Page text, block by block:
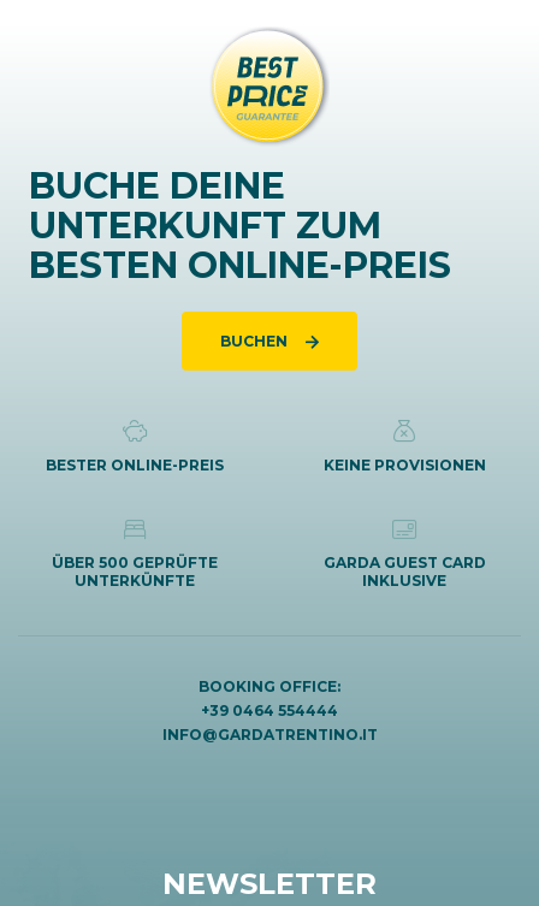
BUCHE DEINE
UNTERKUNFT ZUM
BESTEN ONLINE-PREIS
BUCHEN
BESTER ONLINE-PREIS KEINE PROVISIONEN
ÜBER 500 GEPRÜFTE
UNTERKÜNFTE
GARDA GUEST CARD
INKLUSIVE
BOOKING OFFICE:
+39 0464 554444
INFO@GARDATRENTINO.IT
NEWSLETTER